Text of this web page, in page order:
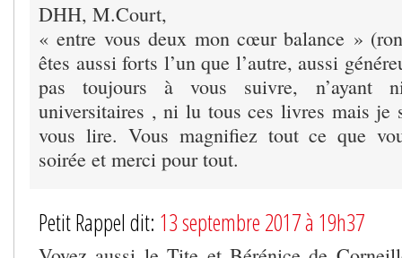
DHH, M.Court,
« entre vous deux mon cœur balance »
êtes aussi forts l’un que l’autre, aussi
pas toujours à vous suivre, n’ayant
universitaires , ni lu tous ces livres mais je
vous lire. Vous magnifiez tout ce que
soirée et merci pour tout.
Petit Rappel dit: 13 septembre 2017 à 19h37